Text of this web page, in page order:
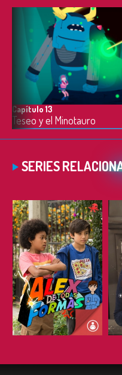
Capítulo 13
Teseo y el Minotauro
SERIES
ESCUCHAR